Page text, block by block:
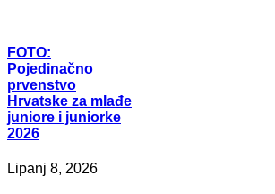
FOTO:
Pojedinačno
prvenstvo
Hrvatske za mlađe
juniore i juniorke
2026
Lipanj 8, 2026